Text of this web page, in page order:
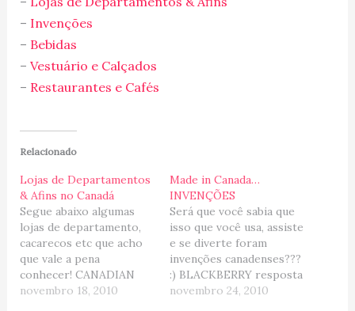
– Invenções
– Bebidas
– Vestuário e Calçados
– Restaurantes e Cafés
Relacionado
Lojas de Departamentos
& Afins no Canadá
Segue abaixo algumas
lojas de departamento,
cacarecos etc que acho
que vale a pena
conhecer! CANADIAN
TIRE Dizem ser uma das
novembro 18, 2010
Made in Canada…
INVENÇÕES
Será que você sabia que
isso que você usa, assiste
e se diverte foram
invenções canadenses???
:) BLACKBERRY resposta
da companhia canadense
novembro 24, 2010